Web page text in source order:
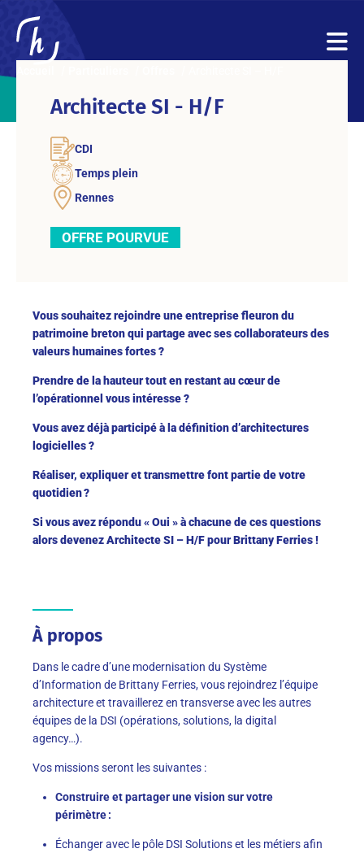
Architecte SI - H/F
CDI
Temps plein
Rennes
OFFRE POURVUE
Vous souhaitez rejoindre une entreprise fleuron du
patrimoine breton qui partage avec ses collaborateurs des
valeurs humaines fortes ?
Prendre de la hauteur tout en restant au cœur de
l’opérationnel vous intéresse ?
Vous avez déjà participé à la définition d’architectures
logicielles ?
Réaliser, expliquer et transmettre font partie de votre
quotidien ?
Si vous avez répondu « Oui » à chacune de ces questions
alors devenez Architecte SI – H/F pour Brittany Ferries !
À propos
Dans le cadre d’une modernisation du Système
d’Information de Brittany Ferries, vous rejoindrez l’équipe
architecture et travaillerez en transverse avec les autres
équipes de la DSI (opérations, solutions, la digital
agency…).
Vos missions seront les suivantes :
Construire et partager une vision sur votre
périmètre :
Échanger avec le pôle DSI Solutions et les métiers afin